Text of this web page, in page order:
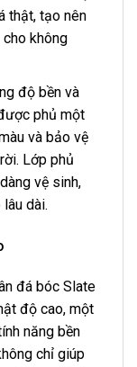
thật, tạo nên
không
độ bền và
phủ một
và bảo vệ
Lớp phủ
vệ sinh,
dài.
đá bóc Slate
độ cao, một
năng bền
chỉ giúp